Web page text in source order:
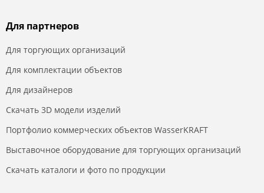
Для партнеров
Для торгующих организаций
Для комплектации объектов
Для дизайнеров
Скачать 3D модели изделий
Портфолио коммерческих объектов WasserKRAFT
Выставочное оборудование для торгующих организаций
Скачать каталоги и фото по продукции